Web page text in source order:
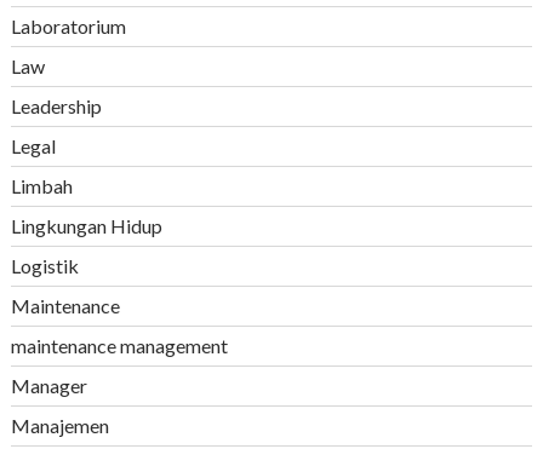
Laboratorium
Law
Leadership
Legal
Limbah
Lingkungan Hidup
Logistik
Maintenance
maintenance management
Manager
Manajemen